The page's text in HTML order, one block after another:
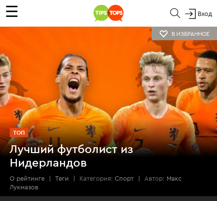
☰ Вход
В ИЗБРАННОЕ
ТОП
Лучший футболист из
Нидерландов
О рейтинге | Теги | Категория: Спорт | Автор: Макс
Лукмазов